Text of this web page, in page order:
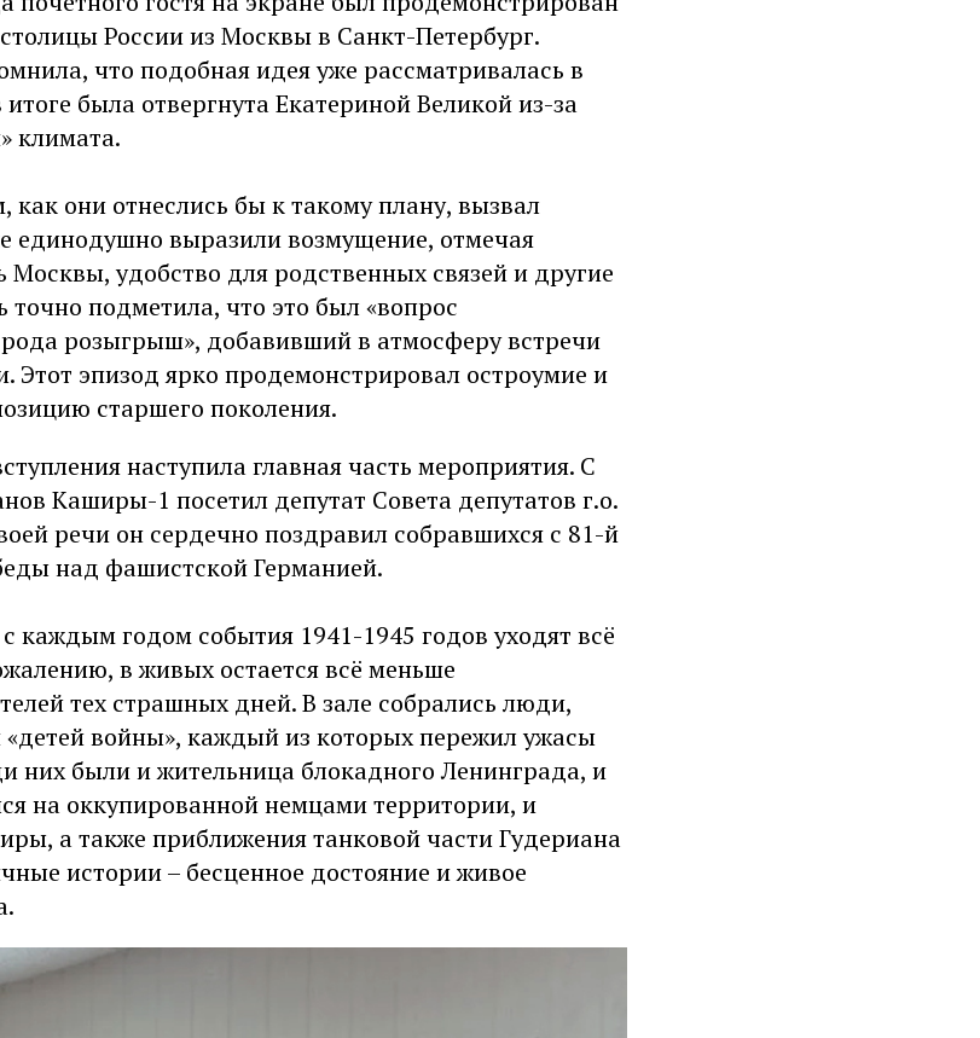
России из Москвы в Санкт-Петербург.
что подобная идея уже рассматривалась в
была отвергнута Екатериной Великой из-за
климата.
как они отнеслись бы к такому плану, вызвал
единодушно выразили возмущение, отмечая
Москвы, удобство для родственных связей и другие
точно подметила, что это был «вопрос
розыгрыш», добавивший в атмосферу встречи
Этот эпизод ярко продемонстрировал остроумие и
старшего поколения.
наступила главная часть мероприятия. С
Каширы-1 посетил депутат Совета депутатов г.о.
речи он сердечно поздравил собравшихся с 81-й
над фашистской Германией.
каждым годом события 1941-1945 годов уходят всё
в живых остается всё меньше
тех страшных дней. В зале собрались люди,
«детей войны», каждый из которых пережил ужасы
них были и жительница блокадного Ленинграда, и
на оккупированной немцами территории, и
а также приближения танковой части Гудериана
истории – бесценное достояние и живое